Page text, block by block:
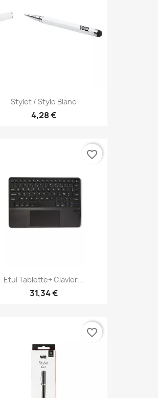
Stylet / Stylo Blanc
4,28 €
Etui Tablette+ Clavier...
31,34 €
favorite_border
favorite_border